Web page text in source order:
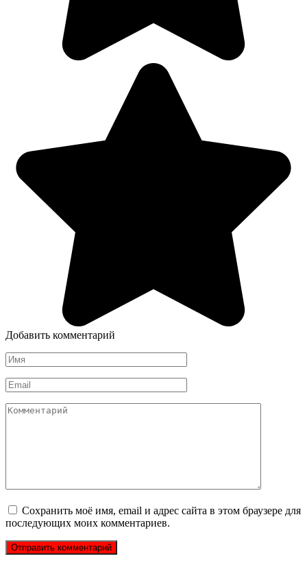
Добавить комментарий
Имя
*
Email
*
Комментарий
Сохранить моё имя, email и адрес сайта в этом браузере для
последующих моих комментариев.